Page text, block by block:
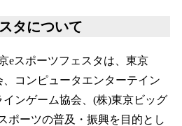
タについて
eスポーツフェスタは、東京
コンピュータエンターテイン
インゲーム協会、(株)東京ビッグ
ポーツの普及・振興を目的とし